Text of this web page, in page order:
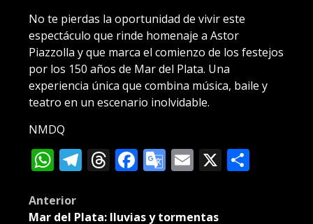
No te pierdas la oportunidad de vivir este
espectáculo que rinde homenaje a Astor
Piazzolla y que marca el comienzo de los festejos
por los 150 años de Mar del Plata. Una
experiencia única que combina música, baile y
teatro en un escenario inolvidable.
NMDQ
WhatsApp
Telegram
Threads
Facebook
Google
Translate
Email
X
Post
Anterior
Mar del Plata: lluvias y tormentas